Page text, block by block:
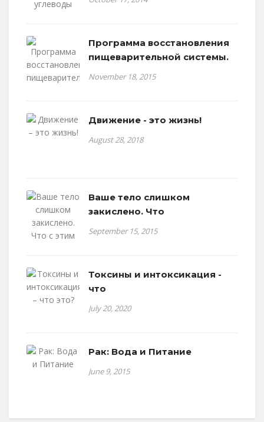
Программа восстановления
пищеварительной системы.
November 18, 2015
Движение - это жизнь!
August 28, 2018
Ваше тело слишком
закислено. Что
September 15, 2015
Токсины и интоксикация -
что
July 20, 2020
Рак: Вода и Питание
June 9, 2015